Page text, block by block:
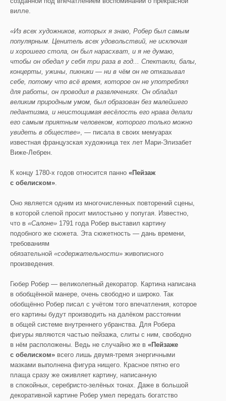
вилле.
«Из всех художников, которых я знаю, Робер был самым
популярным. Ценитель всех удовольствий, не исключая
и хорошего стола, он был нарасхват, и я не думаю,
чтобы он обедал у себя три раза в год... Спектакли, балы,
концерты, ужины, пикники — ни в чём он не отказывал
себе, потому что всё время, которое он не употреблял
для работы, он проводил в развлечениях. Он обладал
великим природным умом, был образован без малейшего
педантизма, и неистощимая весёлость его нрава делали
его самым приятным человеком, которого только можно
увидеть в обществе», — писала в своих мемуарах
известная французская художница тех лет Мари-Элизабет
Виже-Лебрен.
К концу 1780-х годов относится панно «Пейзаж
с обелиском».
Оно является одним из многочисленных повторений сцены,
в которой слепой просит милостыню у попугая. Известно,
что в «Салоне» 1791 года Робер выставил картину
подобного же сюжета. Эта сюжетность — дань времени,
требованиям
обязательной «содержательности» живописного
произведения.
Гюбер Робер — великолепный декоратор. Картина написана
в обобщённой манере, очень свободно и широко. Так
обобщённо Робер писал с учётом того впечатления, которое
его картины будут производить на далёком расстоянии
в общей системе внутреннего убранства. Для Робера
фигуры являются частью пейзажа, слиты с ним, свободно
в нём расположены. Ведь не случайно же в «Пейзаже
с обелиском» всего лишь двумя-тремя энергичными
мазками выполнена фигура нищего. Красное пятно его
плаща сразу же оживляет картину, написанную
в спокойных, серебристо-зелёных тонах. Даже в большой
декоративной картине Робер умел передать богатство